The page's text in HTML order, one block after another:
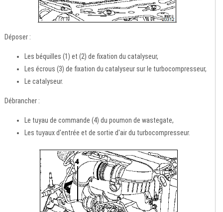
Déposer :
Les béquilles (1) et (2) de fixation du catalyseur,
Les écrous (3) de fixation du catalyseur sur le turbocompresseur,
Le catalyseur.
Débrancher :
Le tuyau de commande (4) du poumon de wastegate,
Les tuyaux d'entrée et de sortie d'air du turbocompresseur.